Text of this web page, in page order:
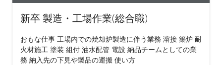
新卒 製造・工場作業(総合職)
おもな仕事 工場内での焼却炉製造に伴う業務 溶接 築炉 耐
火材施工 塗装 組付 油水配管 電設 納品チームとしての業
務 納入先の下見や製品の運搬 使い方